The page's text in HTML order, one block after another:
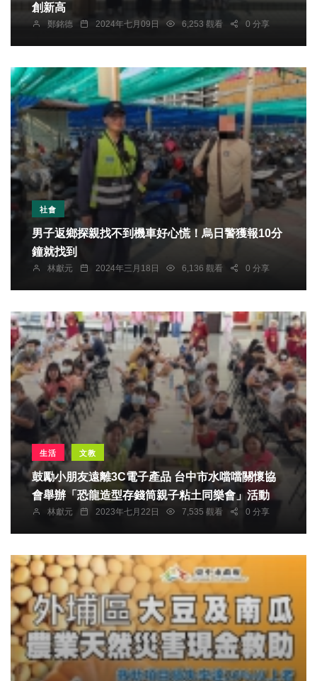
創新高
鄭銘德 2024年七月09日 6,253 觀看 0 分享
社會
男子返鄉探親找不到機車好心慌！烏日警獲報10分
鐘就找到
林獻元 2024年三月18日 6,136 觀看 0 分享
生活 文教
鼓勵小朋友遠離3C電子產品 台中市水噹噹關懷協
會舉辦「恐龍造型存錢筒親子粘土同樂會」活動
林獻元 2023年七月22日 7,535 觀看 0 分享